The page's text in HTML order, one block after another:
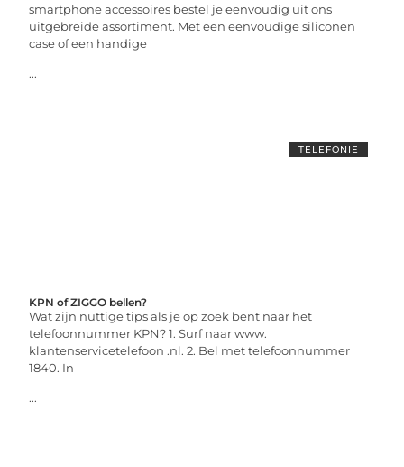
smartphone accessoires bestel je eenvoudig uit ons
uitgebreide assortiment. Met een eenvoudige siliconen
case of een handige
...
TELEFONIE
KPN of ZIGGO bellen?
Wat zijn nuttige tips als je op zoek bent naar het
telefoonnummer KPN? 1. Surf naar www.
klantenservicetelefoon .nl. 2. Bel met telefoonnummer
1840. In
...